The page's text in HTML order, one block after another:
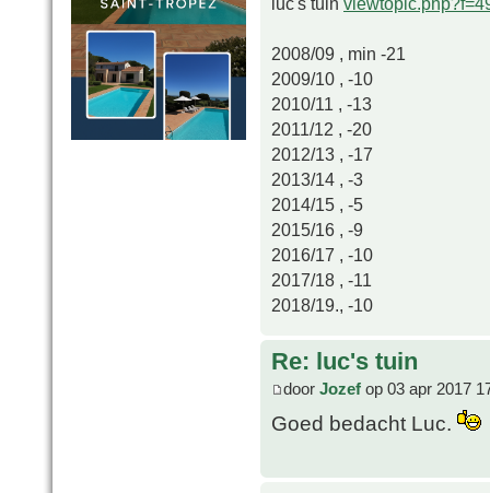
2008/09 , min -21
2009/10 , -10
2010/11 , -13
2011/12 , -20
2012/13 , -17
2013/14 , -3
2014/15 , -5
2015/16 , -9
2016/17 , -10
2017/18 , -11
2018/19., -10
Re: luc's tuin
door Jozef op 03 apr 2017
Goed bedacht Luc.